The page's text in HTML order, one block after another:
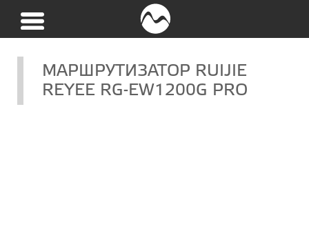
МАРШРУТИЗАТОР RUIJIE
REYEE RG-EW1200G PRO